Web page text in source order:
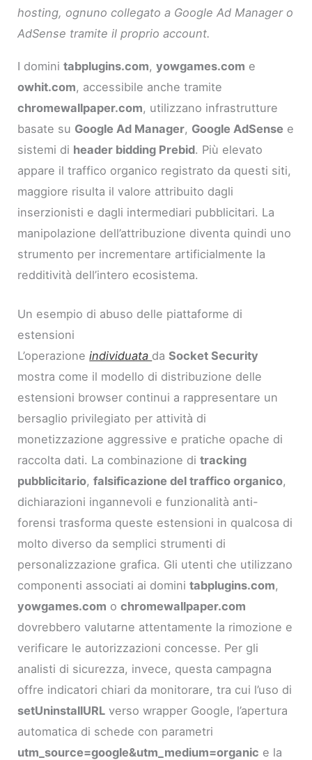
hosting, ognuno collegato a Google Ad Manager o
AdSense tramite il proprio account.
I dominitabplugins.com,yowgames.com e
owhit.com, accessibile anche tramite
chromewallpaper.com, utilizzano infrastrutture
basate su Google Ad Manager, Google AdSense e
sistemi di header bidding Prebid. Più elevato
appare il traffico organico registrato da questi siti,
maggiore risulta il valore attribuito dagli
inserzionisti e dagli intermediari pubblicitari. La
manipolazione dell’attribuzione diventa quindi uno
strumento per incrementare artificialmente la
redditività dell’intero ecosistema.
Un esempio di abuso delle piattaforme di
estensioni
L’operazioneindividuata daSocket Security
mostra come il modello di distribuzione delle
estensioni browser continui a rappresentare un
bersaglio privilegiato per attività di
monetizzazione aggressive e pratiche opache di
raccolta dati. La combinazione ditracking
pubblicitario,falsificazione del traffico organico,
dichiarazioni ingannevoli e funzionalità anti-
forensi trasforma queste estensioni in qualcosa di
molto diverso da semplici strumenti di
personalizzazione grafica. Gli utenti che utilizzano
componenti associati ai dominitabplugins.com,
yowgames.com ochromewallpaper.com
dovrebbero valutarne attentamente la rimozione e
verificare le autorizzazioni concesse. Per gli
analisti di sicurezza, invece, questa campagna
offre indicatori chiari da monitorare, tra cui l’uso di
setUninstallURL verso wrapper Google, l’apertura
automatica di schede con parametri
utm_source=google&utm_medium=organic e la